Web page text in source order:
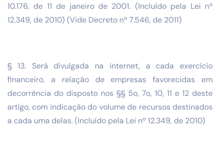
10.176, de 11 de janeiro de 2001. (Incluído pela Lei nº
12.349, de 2010) (Vide Decreto nº 7.546, de 2011)
§ 13. Será divulgada na internet, a cada exercício
financeiro, a relação de empresas favorecidas em
decorrência do disposto nos §§ 5o, 7o, 10, 11 e 12 deste
artigo, com indicação do volume de recursos destinados
a cada uma delas. (Incluído pela Lei nº 12.349, de 2010)